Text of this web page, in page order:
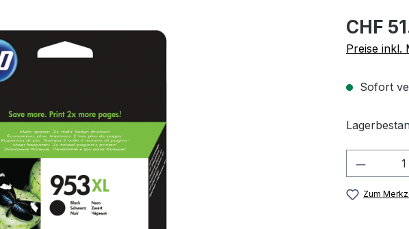
CHF
Preise inkl.
Sofort
Zum